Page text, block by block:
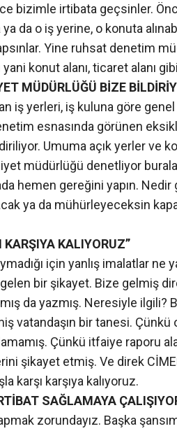
bizimle irtibata geçsinler.
da o iş yerine, o konuta
Yine ruhsat denetim
konut alanı, ticaret alanı
MÜDÜRLÜĞÜ BİZE
iş yerleri, iş kuluna göre
esnasında görünen
Umuma açık yerler ve
müdürlüğü denetliyor
hemen gereğini yapın. Nedir
ya da mühürleyeceksin
KALIYORUZ”
için yanlış imalatlar ne
gelen bir şikayet. Bize gelmiş
da yazmış. Neresiyle ilgili?
vatandaşın bir tanesi.
Çünkü itfaiye raporu
şikayet etmiş. Ve direk
karşı karşıya kalıyoruz.
SAĞLAMAYA
zorundayız. Başka